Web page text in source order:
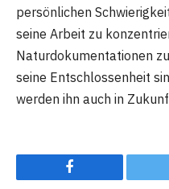
persönlichen
seine Arbeit zu
Naturdokumentationen
seine Entschlossenheit
werden ihn auch in
Facebook